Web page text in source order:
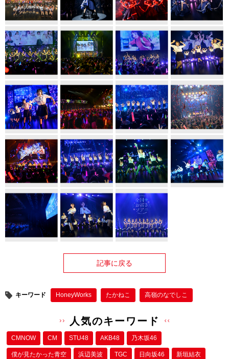
記事に戻る
キーワード HoneyWorks たかねこ 高嶺のなでしこ
人気のキーワード
CMNOW CM STU48 AKB48 乃木坂46
僕が⾒たかった⻘空 浜辺美波 TGC 日向坂46 新垣結衣